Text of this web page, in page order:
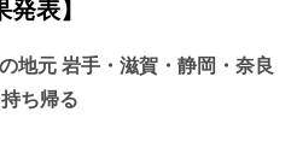
表】
地元 岩手・滋賀・静岡・奈良
ち帰る